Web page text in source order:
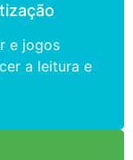
e jogos
a leitura e